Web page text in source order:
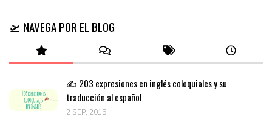
🛫 NAVEGA POR EL BLOG
✍️ 203 expresiones en inglés coloquiales y su
traducción al español
2 SEP, 2015